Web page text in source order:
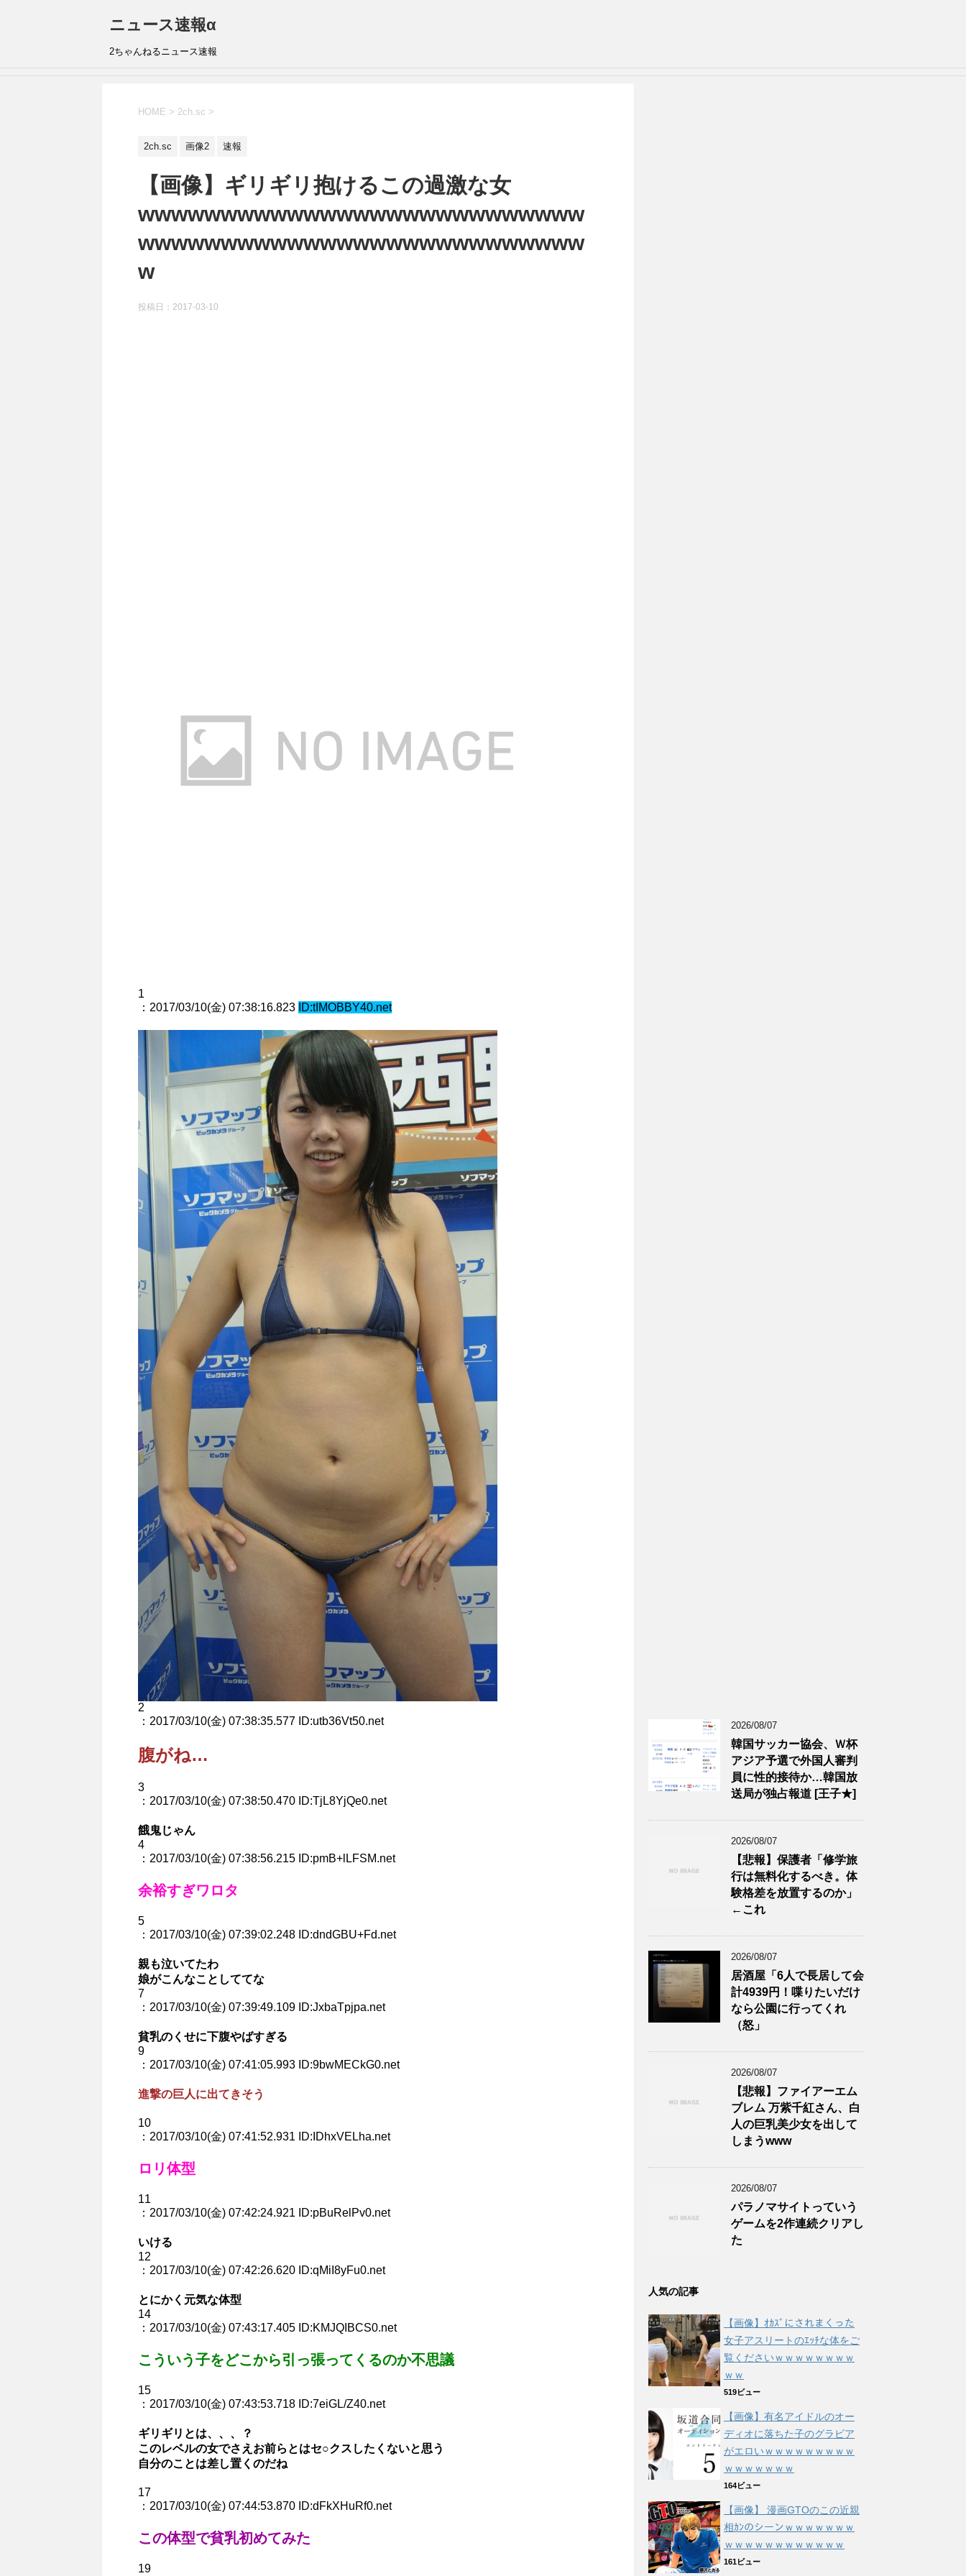
ニュース速報α
2ちゃんねるニュース速報
HOME > 2ch.sc >
2ch.sc 画像2 速報
【画像】ギリギリ抱けるこの過激な女
wwwwwwwwwwwwwwwwwwwwwwwwwww
wwwwwwwwwwwwwwwwwwwwwwwwwww
w
投稿日： 2017-03-10
1
：2017/03/10(金) 07:38:16.823 ID:tIMOBBY40.net
2
：2017/03/10(金) 07:38:35.577 ID:utb36Vt50.net
腹がね…
3
：2017/03/10(金) 07:38:50.470 ID:TjL8YjQe0.net
餓鬼じゃん
4
：2017/03/10(金) 07:38:56.215 ID:pmB+lLFSM.net
余裕すぎワロタ
5
：2017/03/10(金) 07:39:02.248 ID:dndGBU+Fd.net
親も泣いてたわ
娘がこんなことしててな
7
：2017/03/10(金) 07:39:49.109 ID:JxbaTpjpa.net
貧乳のくせに下腹やばすぎる
9
：2017/03/10(金) 07:41:05.993 ID:9bwMECkG0.net
進撃の巨人に出てきそう
10
：2017/03/10(金) 07:41:52.931 ID:IDhxVELha.net
ロリ体型
11
：2017/03/10(金) 07:42:24.921 ID:pBuRelPv0.net
いける
12
：2017/03/10(金) 07:42:26.620 ID:qMiI8yFu0.net
とにかく元気な体型
14
：2017/03/10(金) 07:43:17.405 ID:KMJQIBCS0.net
こういう子をどこから引っ張ってくるのか不思議
15
：2017/03/10(金) 07:43:53.718 ID:7eiGL/Z40.net
ギリギリとは、、、？
このレベルの女でさえお前らとはセ○クスしたくないと思う
自分のことは差し置くのだね
17
：2017/03/10(金) 07:44:53.870 ID:dFkXHuRf0.net
この体型で貧乳初めてみた
19
2026/08/07
韓国サッカー協会、Ｗ杯
アジア予選で外国人審判
員に性的接待か…韓国放
送局が独占報道 [王子★]
2026/08/07
【悲報】保護者「修学旅
行は無料化するべき。体
験格差を放置するのか」
←これ
2026/08/07
居酒屋「6人で長居して会
計4939円！喋りたいだけ
なら公園に行ってくれ
（怒」
2026/08/07
【悲報】ファイアーエム
ブレム 万紫千紅さん、白
人の巨乳美少女を出して
しまうwww
2026/08/07
パラノマサイトっていう
ゲームを2作連続クリアし
た
人気の記事
【画像】ｵｶｽﾞにされまくった
女子アスリートのｴｯﾁな体をご
覧くださいｗｗｗｗｗｗｗｗ
ｗｗ
519ビュー
【画像】有名アイドルのオー
ディオに落ちた子のグラビア
がエロいｗｗｗｗｗｗｗｗｗ
ｗｗｗｗｗｗｗ
164ビュー
【画像】 漫画GTOのこの近親
相ｶﾝのシーンｗｗｗｗｗｗｗ
ｗｗｗｗｗｗｗｗｗｗｗｗ
161ビュー